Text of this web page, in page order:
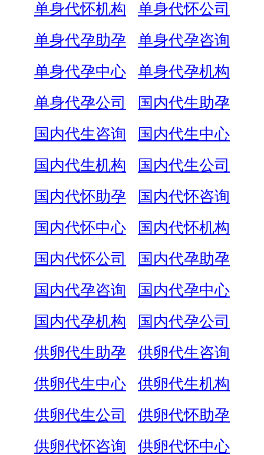
单身代怀机构
单身代怀公司
单身代孕助孕
单身代孕咨询
单身代孕中心
单身代孕机构
单身代孕公司
国内代生助孕
国内代生咨询
国内代生中心
国内代生机构
国内代生公司
国内代怀助孕
国内代怀咨询
国内代怀中心
国内代怀机构
国内代怀公司
国内代孕助孕
国内代孕咨询
国内代孕中心
国内代孕机构
国内代孕公司
供卵代生助孕
供卵代生咨询
供卵代生中心
供卵代生机构
供卵代生公司
供卵代怀助孕
供卵代怀咨询
供卵代怀中心